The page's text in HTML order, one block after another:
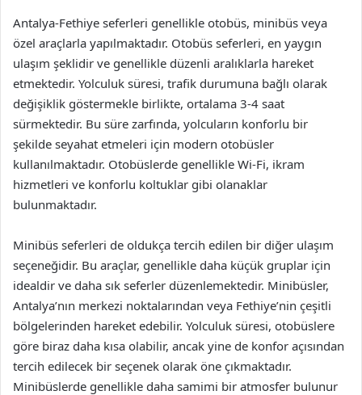
Antalya-Fethiye seferleri genellikle otobüs, minibüs veya
özel araçlarla yapılmaktadır. Otobüs seferleri, en yaygın
ulaşım şeklidir ve genellikle düzenli aralıklarla hareket
etmektedir. Yolculuk süresi, trafik durumuna bağlı olarak
değişiklik göstermekle birlikte, ortalama 3-4 saat
sürmektedir. Bu süre zarfında, yolcuların konforlu bir
şekilde seyahat etmeleri için modern otobüsler
kullanılmaktadır. Otobüslerde genellikle Wi-Fi, ikram
hizmetleri ve konforlu koltuklar gibi olanaklar
bulunmaktadır.
Minibüs seferleri de oldukça tercih edilen bir diğer ulaşım
seçeneğidir. Bu araçlar, genellikle daha küçük gruplar için
idealdir ve daha sık seferler düzenlemektedir. Minibüsler,
Antalya’nın merkezi noktalarından veya Fethiye’nin çeşitli
bölgelerinden hareket edebilir. Yolculuk süresi, otobüslere
göre biraz daha kısa olabilir, ancak yine de konfor açısından
tercih edilecek bir seçenek olarak öne çıkmaktadır.
Minibüslerde genellikle daha samimi bir atmosfer bulunur